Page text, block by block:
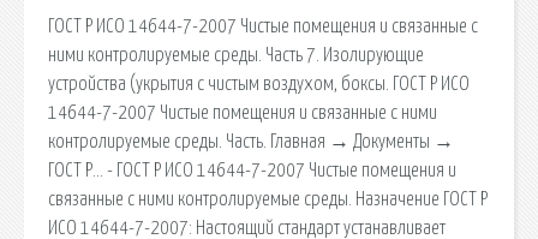
ГОСТ Р ИСО 14644-7-2007 Чистые помещения и связанные с
ними контролируемые среды. Часть 7. Изолирующие
устройства (укрытия с чистым воздухом, боксы. ГОСТ Р ИСО
14644-7-2007 Чистые помещения и связанные с ними
контролируемые среды. Часть. Главная → Документы →
ГОСТ Р… - ГОСТ Р ИСО 14644-7-2007 Чистые помещения и
связанные с ними контролируемые среды. Назначение ГОСТ Р
ИСО 14644-7-2007: Настоящий стандарт устанавливает